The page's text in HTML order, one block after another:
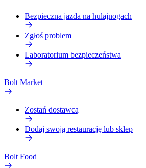
Bezpieczna jazda na hulajnogach
Zgłoś problem
Laboratorium bezpieczeństwa
Bolt Market
Zostań dostawcą
Dodaj swoją restaurację lub sklep
Bolt Food